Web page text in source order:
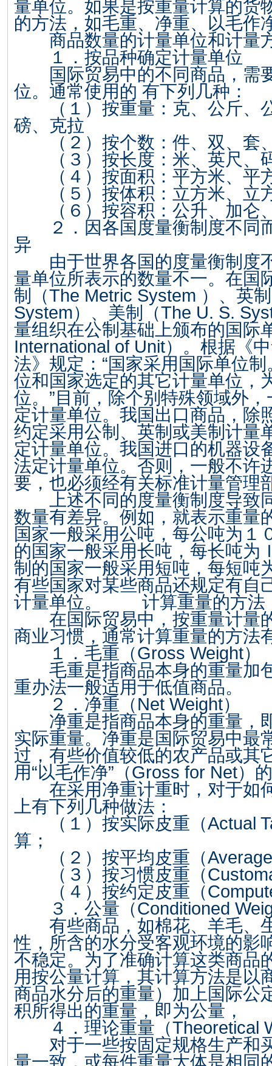
量单位。如果是按重量计算的货
的方法，如毛重、净重、以毛作
商品数量的计量单位和计量
１．按品种确定计量单位
国际贸易中的不同商品，需
位。通常使用的 有下列几种：
（１）按重量：克、公斤、
磅、克拉
（２）按个数：件、双、套
（３）按长度：米、英尺、
（４）按面积：平方米、平
（５）按体积：立方米、立
（６）按容积：公升、加仑
２．因各国度量衡制度不同
异
由于世界各国的度量衡制度
量单位所表示的数量不一。在国
制（The Metric System ）、英
System）、美制（The U. S.
量组织在公制基础上颁布的国际
International of Unit）。根据《
法》规定：“国家采用国际单位
位和国家选定的其它计量单位，
位。”目前，除个别特殊领域外
定计量单位。我国出口商品，除
约定采用公制、英制或美制计量
定计量单位。我国进口的机器设
法定计量单位。否则，一般不许
要，也必须经有关标准计量管理
上述不同的度量衡制度导致
数量有差异。例如，就表示重量
国家一般采用公吨，每公吨为１
的国家一般采用长吨，每长吨为
制的国家一般采用短吨，每短吨
有些国家对某些商品还规定有自
计量单位。 计算重量的方法
在国际贸易中，按重量计量
商业习惯，通常计算重量的方法
１．毛重（Gross Weight）
毛重是指商品本身的重量加
重办法一般适用于低值商品
２．净重（Net Weight）
净重是指商品本身的重量，
实际重量。净重是国际贸易中最
过，有些价值较低的农产品或其
用“以毛作净”（Gross for Net）
在采用净重计重时，对于如
上有下列几种做法：
（１）按实际皮重（Actual
算；
（２）按平均皮重（
（３）按习惯皮重（
（４）按约定皮重（
３．公量（Conditioned
有些商品，如棉花、羊毛、
性，所含的水分受客观环境的影
不稳定。为了准确计算这类商品
用按公量计算，其计算方法是以
商品水分后的重量）加上国际公
积所得出的重量，即为公量，
４．理论重量（Theoretical
对于一些按固定规格生产和
量一致，或每件重量大体是相同